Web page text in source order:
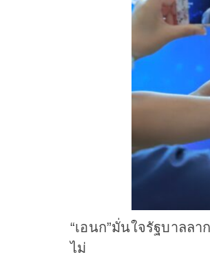
“เอนก”มั่นใจรัฐบาลล
ไม่